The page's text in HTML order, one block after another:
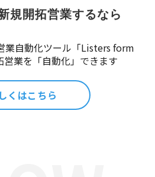
規開拓営業するなら
業自動化ツール「Listers form
営業を「自動化」できます
くはこちら